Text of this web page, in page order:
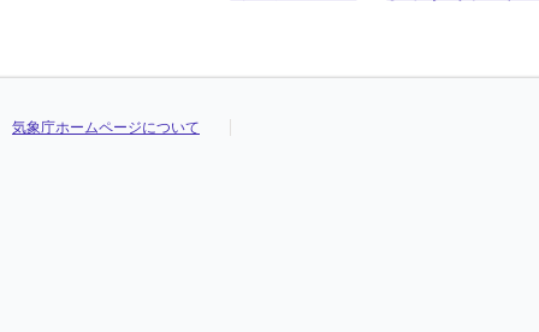
気象庁ホームページについて